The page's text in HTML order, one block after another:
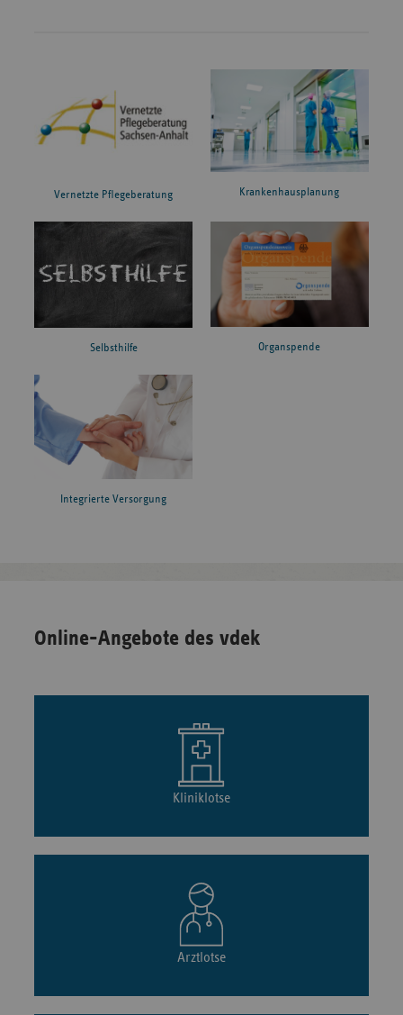
Vernetzte Pflegeberatung Krankenhausplanung
Selbsthilfe Organspende
Integrierte Versorgung
Online-Angebote des vdek
Kliniklotse
Arztlotse